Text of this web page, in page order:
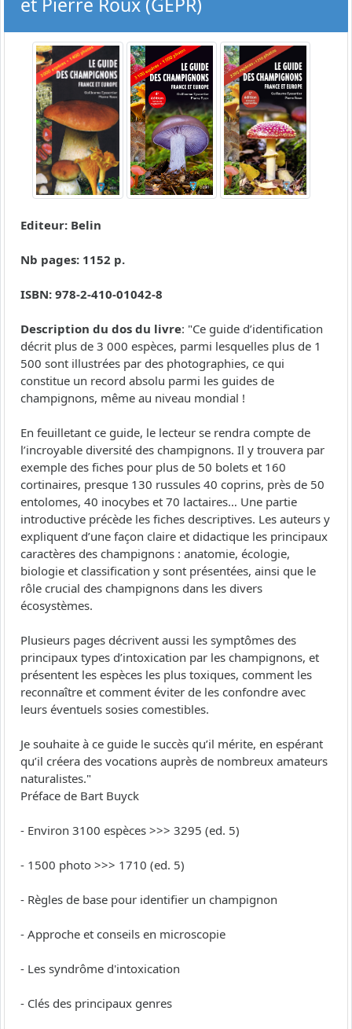
Editeur: Belin
Nb pages: 1152 p.
ISBN: 978-2-410-01042-8
Description du dos du livre: "Ce guide d’identification
décrit plus de 3 000 espèces, parmi lesquelles plus de 1
500 sont illustrées par des photographies, ce qui
constitue un record absolu parmi les guides de
champignons, même au niveau mondial !
En feuilletant ce guide, le lecteur se rendra compte de
l’incroyable diversité des champignons. Il y trouvera par
exemple des fiches pour plus de 50 bolets et 160
cortinaires, presque 130 russules 40 coprins, près de 50
entolomes, 40 inocybes et 70 lactaires… Une partie
introductive précède les fiches descriptives. Les auteurs y
expliquent d’une façon claire et didactique les principaux
caractères des champignons : anatomie, écologie,
biologie et classification y sont présentées, ainsi que le
rôle crucial des champignons dans les divers
écosystèmes.
Plusieurs pages décrivent aussi les symptômes des
principaux types d’intoxication par les champignons, et
présentent les espèces les plus toxiques, comment les
reconnaître et comment éviter de les confondre avec
leurs éventuels sosies comestibles.
Je souhaite à ce guide le succès qu’il mérite, en espérant
qu’il créera des vocations auprès de nombreux amateurs
naturalistes."
Préface de Bart Buyck
- Environ 3100 espèces >>> 3295 (ed. 5)
- 1500 photo >>> 1710 (ed. 5)
- Règles de base pour identifier un champignon
- Approche et conseils en microscopie
- Les syndrôme d'intoxication
- Clés des principaux genres